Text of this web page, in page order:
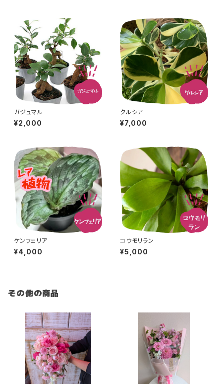
ガジュマル
¥2,000
クルシア
¥7,000
ケンフェリア
¥4,000
コウモリラン
¥5,000
その他の商品